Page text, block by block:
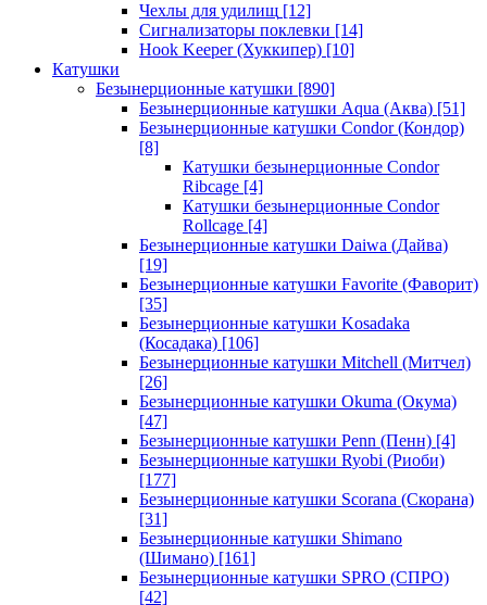
Чехлы для удилищ [12]
Сигнализаторы поклевки [14]
Hook Keeper (Хуккипер) [10]
Катушки
Безынерционные катушки [890]
Безынерционные катушки Aqua (Аква) [51]
Безынерционные катушки Condor (Кондор)
[8]
Катушки безынерционные Condor
Ribcage [4]
Катушки безынерционные Condor
Rollcage [4]
Безынерционные катушки Daiwa (Дайва)
[19]
Безынерционные катушки Favorite (Фаворит)
[35]
Безынерционные катушки Kosadaka
(Косадака) [106]
Безынерционные катушки Mitchell (Митчел)
[26]
Безынерционные катушки Okuma (Окума)
[47]
Безынерционные катушки Penn (Пенн) [4]
Безынерционные катушки Ryobi (Риоби)
[177]
Безынерционные катушки Scorana (Скорана)
[31]
Безынерционные катушки Shimano
(Шимано) [161]
Безынерционные катушки SPRO (СПРО)
[42]